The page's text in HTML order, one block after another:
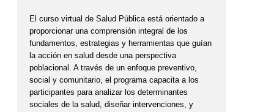
El curso virtual de Salud Pública está orientado a
proporcionar una comprensión integral de los
fundamentos, estrategias y herramientas que guían
la acción en salud desde una perspectiva
poblacional. A través de un enfoque preventivo,
social y comunitario, el programa capacita a los
participantes para analizar los determinantes
sociales de la salud, diseñar intervenciones, y